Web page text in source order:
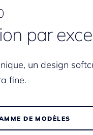
par
un design
fine.
DE MODÈLES